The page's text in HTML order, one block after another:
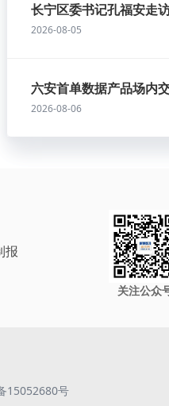
长宁区委书记孔福安走
2026-08-05
六安首单数据产品场内
2026-08-06
报
关注公众
15052680号